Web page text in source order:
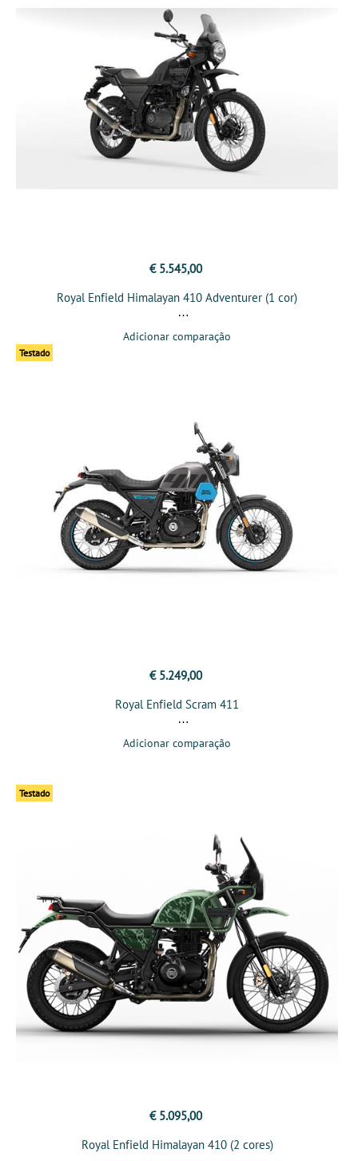
€ 5.545,00
Royal Enfield Himalayan 410 Adventurer (1 cor)
Adicionar comparação
Testado
€ 5.249,00
Royal Enfield Scram 411
Adicionar comparação
Testado
€ 5.095,00
Royal Enfield Himalayan 410 (2 cores)